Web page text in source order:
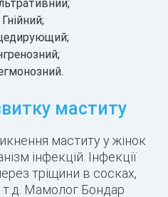
Гнійний;
маститу
маститу у жінок
інфекцій. Інфекції
тріщини в сосках,
т.д. Мамолог Бондар